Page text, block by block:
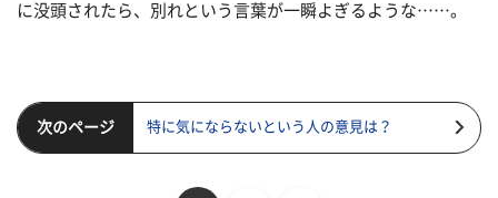
に没頭されたら、別れという言葉が一瞬よぎるような……。
次のページ 特に気にならないという人の意見は？